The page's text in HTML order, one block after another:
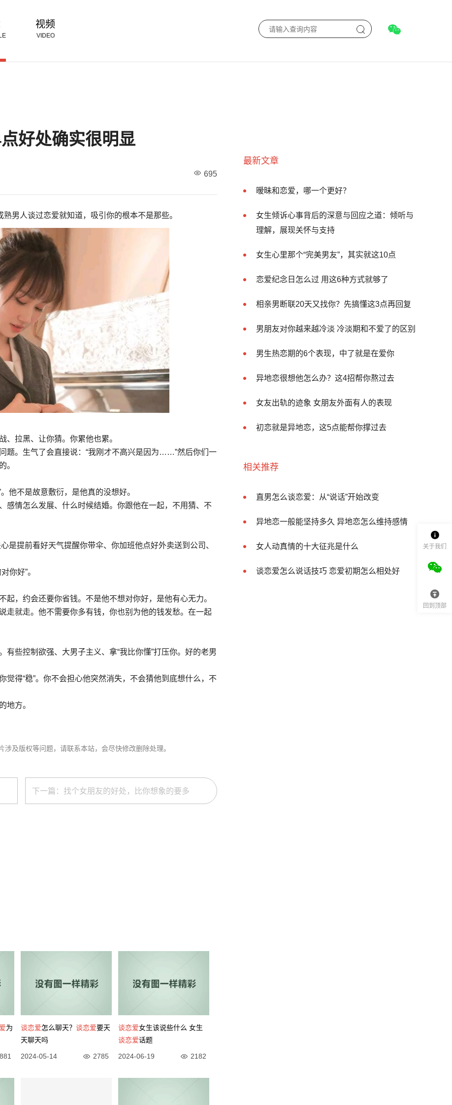
视频
VIDEO
好处确实很明显
695
男人谈过恋爱就知道，吸引你的根本不是那些。
、拉黑、让你猜。你累他也累。
题。生气了会直接说：“我刚才不高兴是因为……”然后你们一
。
他不是故意敷衍，是他真的没想好。
情怎么发展、什么时候结婚。你跟他在一起，不用猜、不
是提前看好天气提醒你带伞、你加班他点好外卖送到公司、
你好”。
，约会还要你省钱。不是他不想对你好，是他有心无力。
走就走。他不需要你多有钱，你也别为他的钱发愁。在一起
些控制欲强、大男子主义、拿“我比你懂”打压你。好的老男
得“稳”。你不会担心他突然消失，不会猜他到底想什么，不
地方。
及版权等问题，请联系本站，会尽快修改删除处理。
下一篇：找个女朋友的好处，比你想象的要多
为
谈恋爱怎么聊天？ 谈恋爱要天
天聊天吗
2024-05-14 2785
谈恋爱女生该说些什么 女生
谈恋爱话题
2024-06-19 2182
最新文章
暧昧和恋爱，哪一个更好？
女生倾诉心事背后的深意与回应之道：倾听与
理解，展现关怀与支持
女生心里那个“完美男友”，其实就这10点
恋爱纪念日怎么过 用这6种方式就够了
相亲男断联20天又找你？先搞懂这3点再回复
男朋友对你越来越冷淡 冷淡期和不爱了的区别
男生热恋期的6个表现，中了就是在爱你
异地恋很想他怎么办？这4招帮你熬过去
女友出轨的迹象 女朋友外面有人的表现
初恋就是异地恋，这5点能帮你撑过去
相关推荐
直男怎么谈恋爱：从“说话”开始改变
异地恋一般能坚持多久 异地恋怎么维持感情
女人动真情的十大征兆是什么
谈恋爱怎么说话技巧 恋爱初期怎么相处好
关于我们
回到顶部